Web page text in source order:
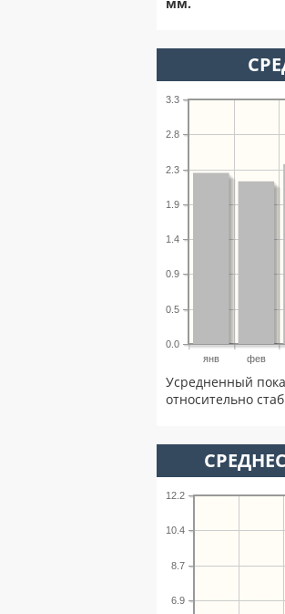
янв фев
0.0
0.5
0.9
1.4
1.9
2.3
2.8
3.3
Усредненный
относительно
6.9
8.7
10.4
12.2